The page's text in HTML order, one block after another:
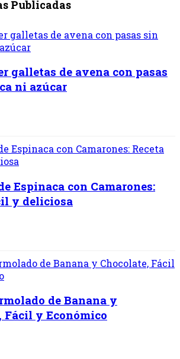
Publicadas
galletas de avena con pasas
ni azúcar
Espinaca con Camarones:
y deliciosa
de Banana y
Fácil y Económico